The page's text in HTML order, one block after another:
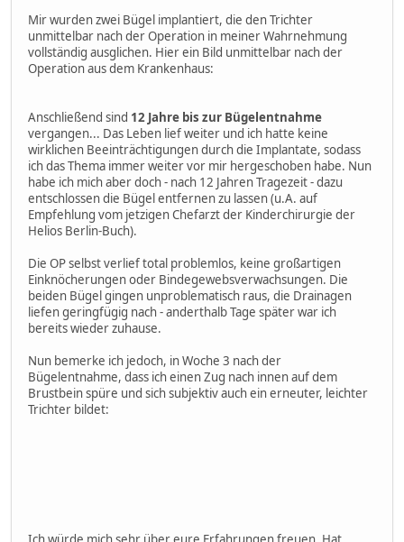
Mir wurden zwei Bügel implantiert, die den Trichter
unmittelbar nach der Operation in meiner Wahrnehmung
vollständig ausglichen. Hier ein Bild unmittelbar nach der
Operation aus dem Krankenhaus:
Anschließend sind 12 Jahre bis zur Bügelentnahme
vergangen... Das Leben lief weiter und ich hatte keine
wirklichen Beeinträchtigungen durch die Implantate, sodass
ich das Thema immer weiter vor mir hergeschoben habe. Nun
habe ich mich aber doch - nach 12 Jahren Tragezeit - dazu
entschlossen die Bügel entfernen zu lassen (u.A. auf
Empfehlung vom jetzigen Chefarzt der Kinderchirurgie der
Helios Berlin-Buch).
Die OP selbst verlief total problemlos, keine großartigen
Einknöcherungen oder Bindegewebsverwachsungen. Die
beiden Bügel gingen unproblematisch raus, die Drainagen
liefen geringfügig nach - anderthalb Tage später war ich
bereits wieder zuhause.
Nun bemerke ich jedoch, in Woche 3 nach der
Bügelentnahme, dass ich einen Zug nach innen auf dem
Brustbein spüre und sich subjektiv auch ein erneuter, leichter
Trichter bildet: